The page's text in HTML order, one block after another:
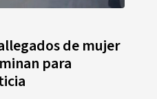
de mujer
para